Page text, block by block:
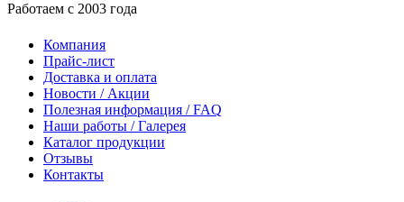
Работаем с 2003 года
Компания
Прайс-лист
Доставка и оплата
Новости / Акции
Полезная информация / FAQ
Наши работы / Галерея
Каталог продукции
Отзывы
Контакты